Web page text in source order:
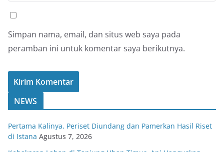
Simpan nama, email, dan situs web saya pada
peramban ini untuk komentar saya berikutnya.
NEWS
Pertama Kalinya, Periset Diundang dan Pamerkan Hasil Riset
di Istana Agustus 7, 2026